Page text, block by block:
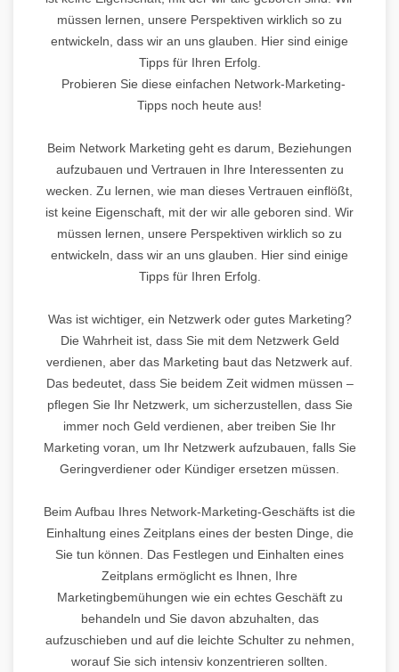
müssen lernen, unsere Perspektiven wirklich so zu
entwickeln, dass wir an uns glauben. Hier sind einige
Tipps für Ihren Erfolg.
Probieren Sie diese einfachen Network-Marketing-
Tipps noch heute aus!
Beim Network Marketing geht es darum, Beziehungen
aufzubauen und Vertrauen in Ihre Interessenten zu
wecken. Zu lernen, wie man dieses Vertrauen einflößt,
ist keine Eigenschaft, mit der wir alle geboren sind. Wir
müssen lernen, unsere Perspektiven wirklich so zu
entwickeln, dass wir an uns glauben. Hier sind einige
Tipps für Ihren Erfolg.
Was ist wichtiger, ein Netzwerk oder gutes Marketing?
Die Wahrheit ist, dass Sie mit dem Netzwerk Geld
verdienen, aber das Marketing baut das Netzwerk auf.
Das bedeutet, dass Sie beidem Zeit widmen müssen –
pflegen Sie Ihr Netzwerk, um sicherzustellen, dass Sie
immer noch Geld verdienen, aber treiben Sie Ihr
Marketing voran, um Ihr Netzwerk aufzubauen, falls Sie
Geringverdiener oder Kündiger ersetzen müssen.
Beim Aufbau Ihres Network-Marketing-Geschäfts ist die
Einhaltung eines Zeitplans eines der besten Dinge, die
Sie tun können. Das Festlegen und Einhalten eines
Zeitplans ermöglicht es Ihnen, Ihre
Marketingbemühungen wie ein echtes Geschäft zu
behandeln und Sie davon abzuhalten, das
aufzuschieben und auf die leichte Schulter zu nehmen,
worauf Sie sich intensiv konzentrieren sollten.